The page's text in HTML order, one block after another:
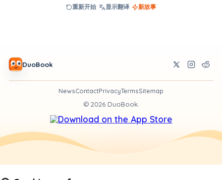
重新开始 显示翻译 新故事
DuoBook
NewsContactPrivacyTermsSitemap
© 2026DuoBook.